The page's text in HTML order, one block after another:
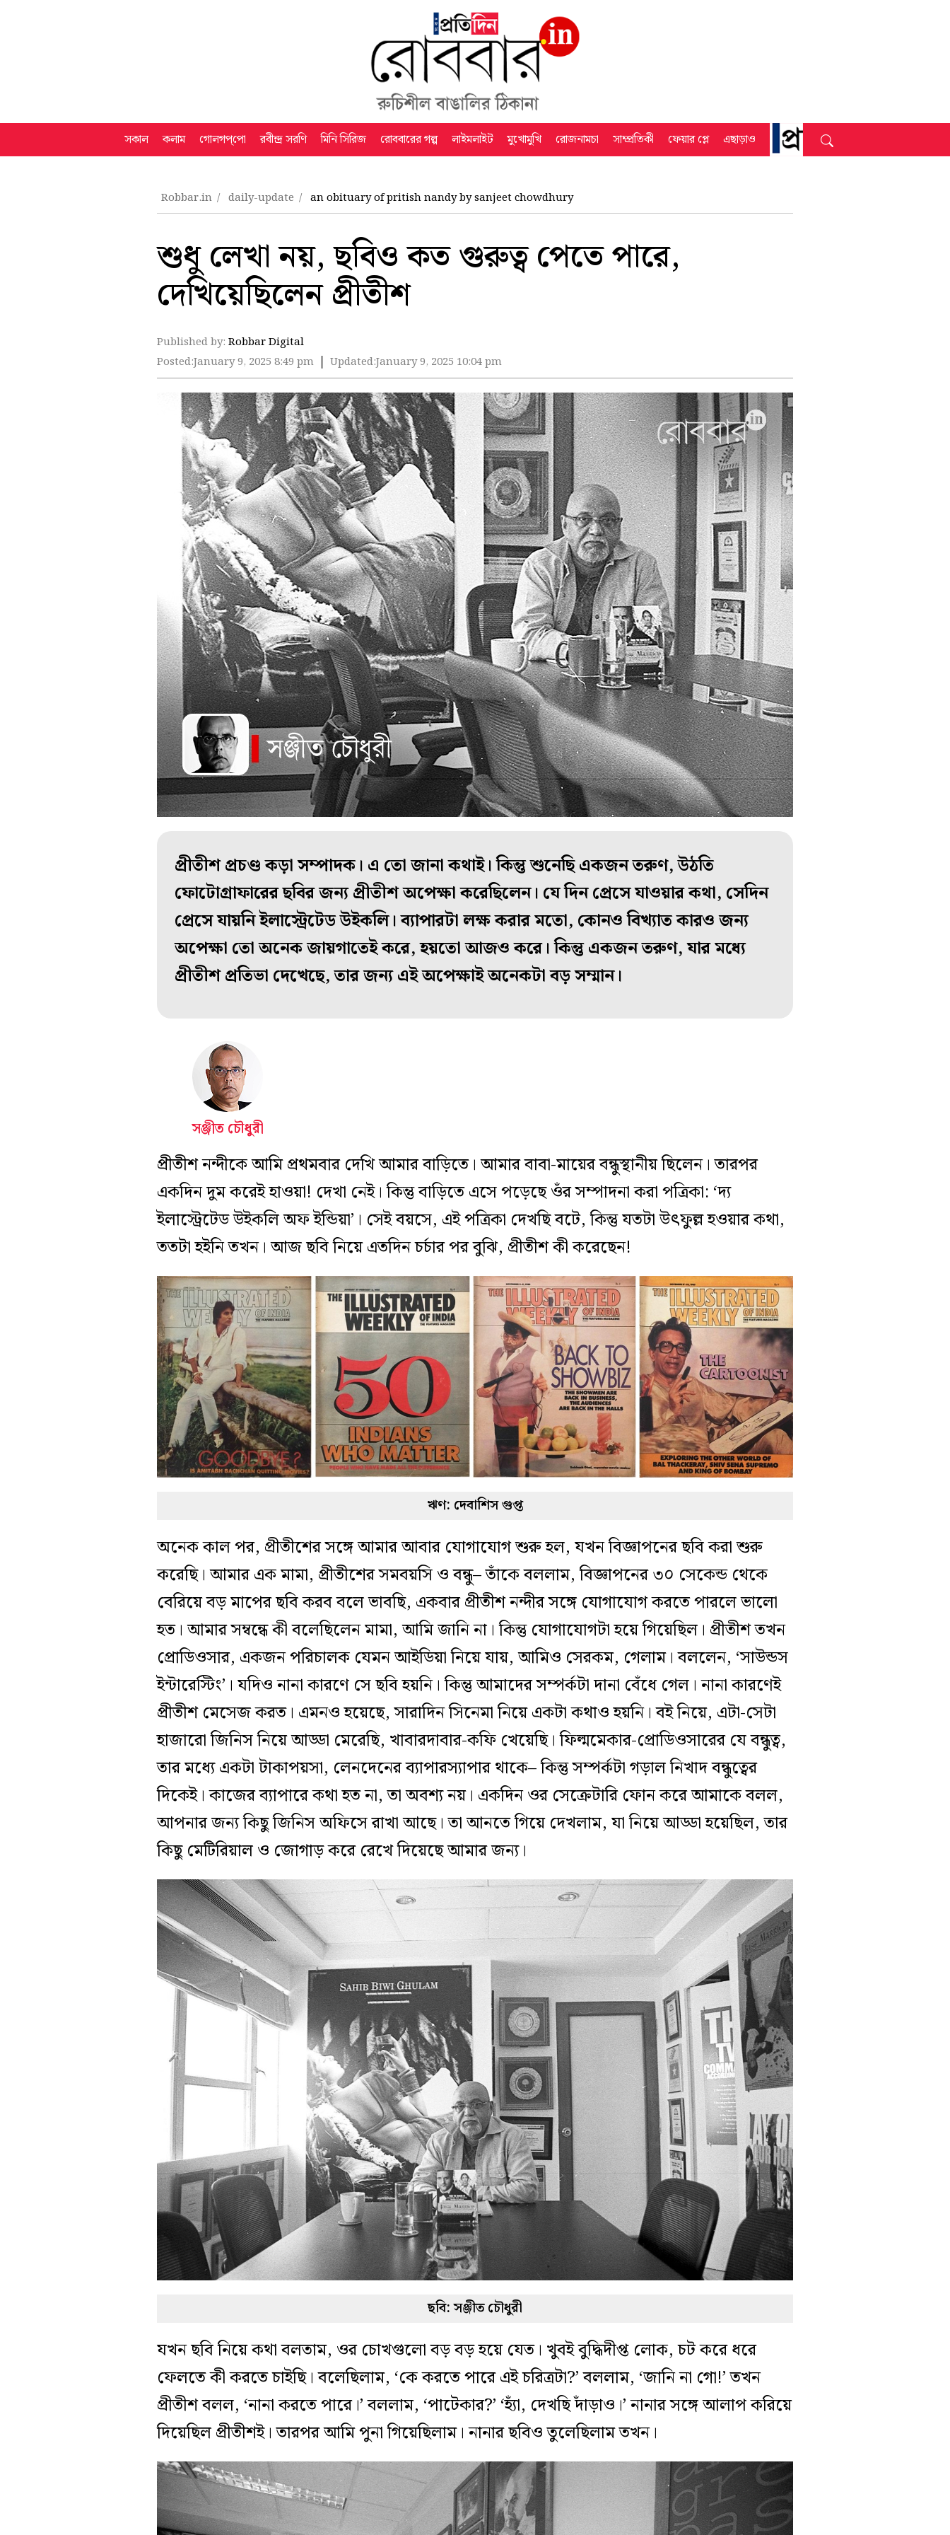
সকাল কলাম গোলগপ্‌পো রবীন্দ্র সরণি মিনি সিরিজ রোববারের গল্প লাইমলাইট মুখোমুখি রোজনামচা সাম্প্রতিকী ফেয়ার প্লে এছাড়াও
Robbar.in daily-update an obituary of pritish nandy by sanjeet chowdhury
শুধু লেখা নয়, ছবিও কত গুরুত্ব পেতে পারে,
দেখিয়েছিলেন প্রীতীশ
Published by: Robbar Digital
Posted:January 9, 2025 8:49 pm Updated:January 9, 2025 10:04 pm
প্রীতীশ প্রচণ্ড কড়া সম্পাদক। এ তো জানা কথাই। কিন্তু শুনেছি একজন তরুণ, উঠতি
ফোটোগ্রাফারের ছবির জন্য প্রীতীশ অপেক্ষা করেছিলেন। যে দিন প্রেসে যাওয়ার কথা, সেদিন
প্রেসে যায়নি ইলাস্ট্রেটেড উইকলি। ব্যাপারটা লক্ষ করার মতো, কোনও বিখ্যাত কারও জন্য
অপেক্ষা তো অনেক জায়গাতেই করে, হয়তো আজও করে। কিন্তু একজন তরুণ, যার মধ্যে
প্রীতীশ প্রতিভা দেখেছে, তার জন্য এই অপেক্ষাই অনেকটা বড় সম্মান।
সঞ্জীত চৌধুরী
প্রীতীশ নন্দীকে আমি প্রথমবার দেখি আমার বাড়িতে। আমার বাবা-মায়ের বন্ধুস্থানীয় ছিলেন। তারপর
একদিন দুম করেই হাওয়া! দেখা নেই। কিন্তু বাড়িতে এসে পড়েছে ওঁর সম্পাদনা করা পত্রিকা: ‘দ্য
ইলাস্ট্রেটেড উইকলি অফ ইন্ডিয়া’। সেই বয়সে, এই পত্রিকা দেখছি বটে, কিন্তু যতটা উৎফুল্ল হওয়ার কথা,
ততটা হইনি তখন। আজ ছবি নিয়ে এতদিন চর্চার পর বুঝি, প্রীতীশ কী করেছেন!
ঋণ: দেবাশিস গুপ্ত
অনেক কাল পর, প্রীতীশের সঙ্গে আমার আবার যোগাযোগ শুরু হল, যখন বিজ্ঞাপনের ছবি করা শুরু
করেছি। আমার এক মামা, প্রীতীশের সমবয়সি ও বন্ধু– তাঁকে বললাম, বিজ্ঞাপনের ৩০ সেকেন্ড থেকে
বেরিয়ে বড় মাপের ছবি করব বলে ভাবছি, একবার প্রীতীশ নন্দীর সঙ্গে যোগাযোগ করতে পারলে ভালো
হত। আমার সম্বন্ধে কী বলেছিলেন মামা, আমি জানি না। কিন্তু যোগাযোগটা হয়ে গিয়েছিল। প্রীতীশ তখন
প্রোডিওসার, একজন পরিচালক যেমন আইডিয়া নিয়ে যায়, আমিও সেরকম, গেলাম। বললেন, ‘সাউন্ডস
ইন্টারেস্টিং’। যদিও নানা কারণে সে ছবি হয়নি। কিন্তু আমাদের সম্পর্কটা দানা বেঁধে গেল। নানা কারণেই
প্রীতীশ মেসেজ করত। এমনও হয়েছে, সারাদিন সিনেমা নিয়ে একটা কথাও হয়নি। বই নিয়ে, এটা-সেটা
হাজারো জিনিস নিয়ে আড্ডা মেরেছি, খাবারদাবার-কফি খেয়েছি। ফিল্মমেকার-প্রোডিওসারের যে বন্ধুত্ব,
তার মধ্যে একটা টাকাপয়সা, লেনদেনের ব্যাপারস্যাপার থাকে– কিন্তু সম্পর্কটা গড়াল নিখাদ বন্ধুত্বের
দিকেই। কাজের ব্যাপারে কথা হত না, তা অবশ্য নয়। একদিন ওর সেক্রেটারি ফোন করে আমাকে বলল,
আপনার জন্য কিছু জিনিস অফিসে রাখা আছে। তা আনতে গিয়ে দেখলাম, যা নিয়ে আড্ডা হয়েছিল, তার
কিছু মেটিরিয়াল ও জোগাড় করে রেখে দিয়েছে আমার জন্য।
ছবি: সঞ্জীত চৌধুরী
যখন ছবি নিয়ে কথা বলতাম, ওর চোখগুলো বড় বড় হয়ে যেত। খুবই বুদ্ধিদীপ্ত লোক, চট করে ধরে
ফেলতে কী করতে চাইছি। বলেছিলাম, ‘কে করতে পারে এই চরিত্রটা?’ বললাম, ‘জানি না গো!’ তখন
প্রীতীশ বলল, ‘নানা করতে পারে।’ বললাম, ‘পাটেকার?’ ‘হ্যাঁ, দেখছি দাঁড়াও।’ নানার সঙ্গে আলাপ করিয়ে
দিয়েছিল প্রীতীশই। তারপর আমি পুনা গিয়েছিলাম। নানার ছবিও তুলেছিলাম তখন।